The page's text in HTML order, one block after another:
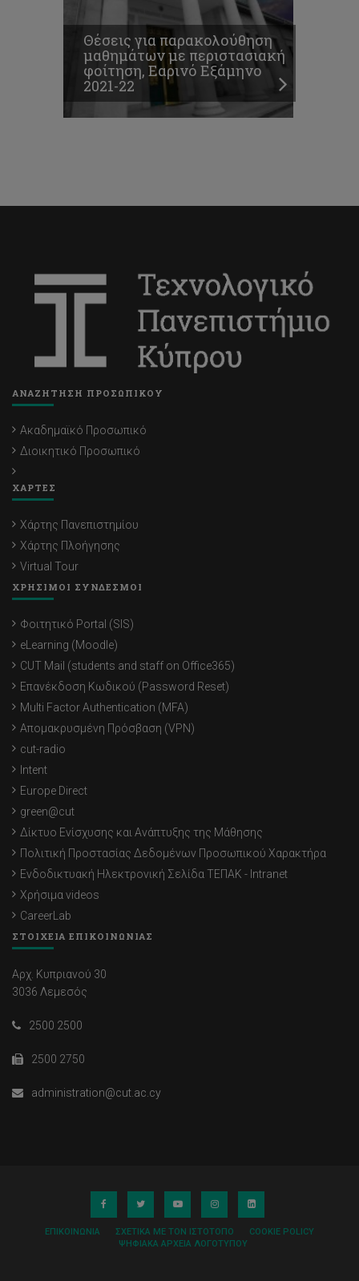
Θέσεις για παρακολούθηση
μαθημάτων με περιστασιακή
φοίτηση, Εαρινό Εξάμηνο
2021-22
ΑΝΑΖΗΤΗΣΗ ΠΡΟΣΩΠΙΚΟΥ
Ακαδημαϊκό Προσωπικό
Διοικητικό Προσωπικό
ΧΑΡΤΕΣ
Χάρτης Πανεπιστημίου
Χάρτης Πλοήγησης
Virtual Tour
ΧΡΗΣΙΜΟΙ ΣΥΝΔΕΣΜΟΙ
Φοιτητικό Portal (SIS)
eLearning (Moodle)
CUT Mail (students and staff on Office365)
Επανέκδοση Κωδικού (Password Reset)
Multi Factor Authentication (MFA)
Απομακρυσμένη Πρόσβαση (VPN)
cut-radio
Intent
Europe Direct
green@cut
Δίκτυο Ενίσχυσης και Ανάπτυξης της Μάθησης
Πολιτική Προστασίας Δεδομένων Προσωπικού Χαρακτήρα
Ενδοδικτυακή Ηλεκτρονική Σελίδα ΤΕΠΑΚ - Intranet
Χρήσιμα videos
CareerLab
ΣΤΟΙΧΕΙΑ ΕΠΙΚΟΙΝΩΝΙΑΣ
Αρχ. Κυπριανού 30
3036 Λεμεσός
2500 2500
2500 2750
administration@cut.ac.cy
ΕΠΙΚΟΙΝΩΝΊΑ ΣΧΕΤΙΚΆ ΜΕ ΤΟΝ ΙΣΤΌΤΟΠΟ
COOKIE POLICY
ΨΗΦΙΑΚΆ ΑΡΧΕΊΑ ΛΟΓΌΤΥΠΟΥ